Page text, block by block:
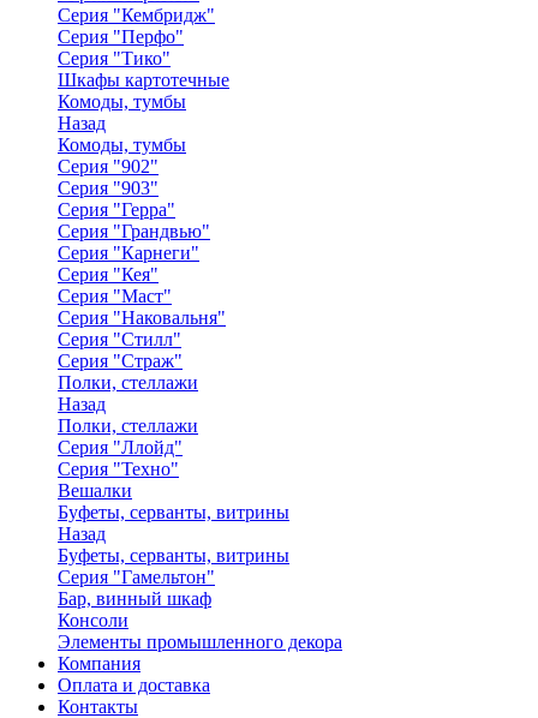
Серия "Кембридж"
Серия "Перфо"
Серия "Тико"
Шкафы картотечные
Комоды, тумбы
Назад
Комоды, тумбы
Серия "902"
Серия "903"
Серия "Герра"
Серия "Грандвью"
Серия "Карнеги"
Серия "Кея"
Серия "Маст"
Серия "Наковальня"
Серия "Стилл"
Серия "Страж"
Полки, стеллажи
Назад
Полки, стеллажи
Серия "Ллойд"
Серия "Техно"
Вешалки
Буфеты, серванты, витрины
Назад
Буфеты, серванты, витрины
Серия "Гамельтон"
Бар, винный шкаф
Консоли
Элементы промышленного декора
Компания
Оплата и доставка
Контакты